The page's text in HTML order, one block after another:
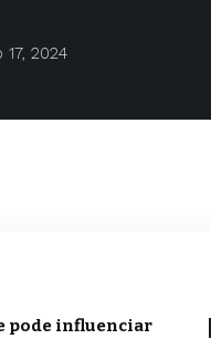
2024
pode influenciar